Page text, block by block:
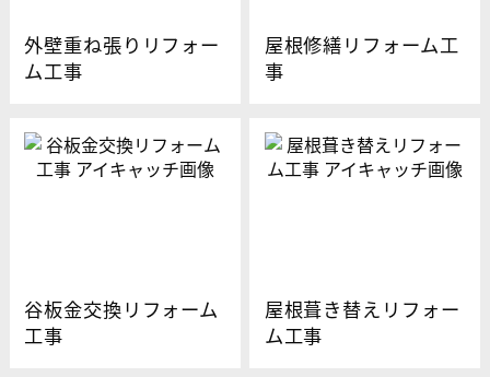
外壁重ね張りリフォー
ム工事
屋根修繕リフォーム工
事
谷板金交換リフォーム
工事
屋根葺き替えリフォー
ム工事